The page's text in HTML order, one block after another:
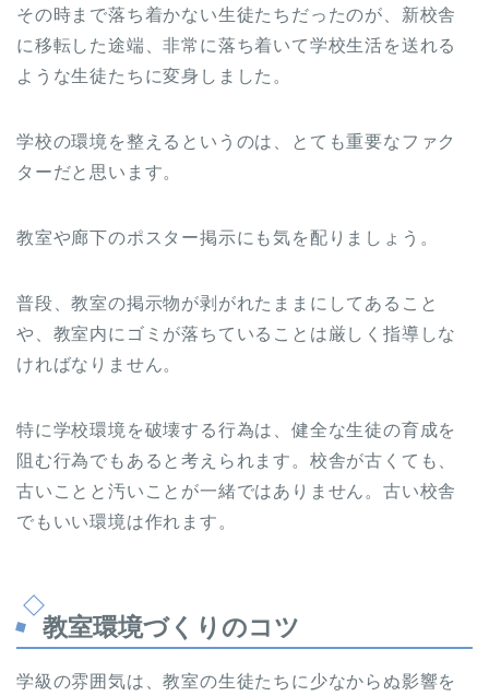
その時まで落ち着かない生徒たちだったのが、新校舎
に移転した途端、非常に落ち着いて学校生活を送れる
ような生徒たちに変身しました。
学校の環境を整えるというのは、とても重要なファク
ターだと思います。
教室や廊下のポスター掲示にも気を配りましょう。
普段、教室の掲示物が剥がれたままにしてあること
や、教室内にゴミが落ちていることは厳しく指導しな
ければなりません。
特に学校環境を破壊する行為は、健全な生徒の育成を
阻む行為でもあると考えられます。校舎が古くても、
古いことと汚いことが一緒ではありません。古い校舎
でもいい環境は作れます。
教室環境づくりのコツ
学級の雰囲気は、教室の生徒たちに少なからぬ影響を